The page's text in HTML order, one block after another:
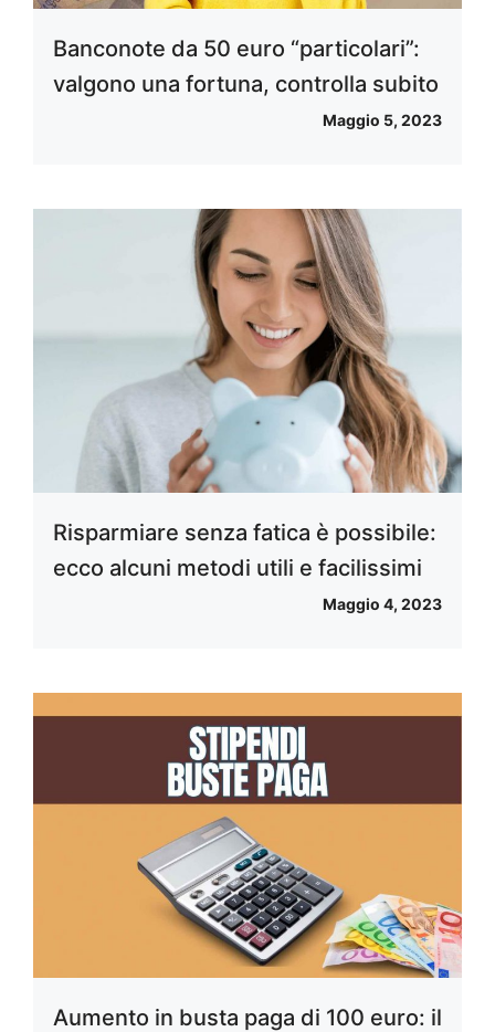
Banconote da 50 euro “particolari”:
valgono una fortuna, controlla subito
Maggio 5, 2023
Risparmiare senza fatica è possibile:
ecco alcuni metodi utili e facilissimi
Maggio 4, 2023
Aumento in busta paga di 100 euro: il